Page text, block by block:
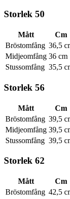
Storlek 50
Mått
Cm
Bröstomfång 36,5
Midjeomfång 36 cm
Stussomfång 35,5
Storlek 56
Mått
Cm
Bröstomfång 39,5
Midjeomfång 39,5
Stussomfång 39,5
Storlek 62
Mått
Cm
Bröstomfång 42,5